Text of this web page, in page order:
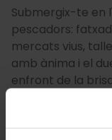
Submergix-te en
pescadors:
mercats vius,
amb ànima i el
enfront de la